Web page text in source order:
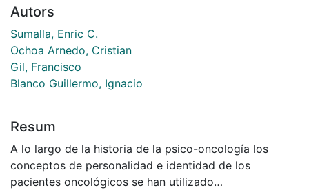
Autors
Sumalla, Enric C.
Ochoa Arnedo, Cristian
Gil, Francisco
Blanco Guillermo, Ignacio
Resum
A lo largo de la historia de la psico-oncología los
conceptos de personalidad e identidad de los
pacientes oncológicos se han utilizado